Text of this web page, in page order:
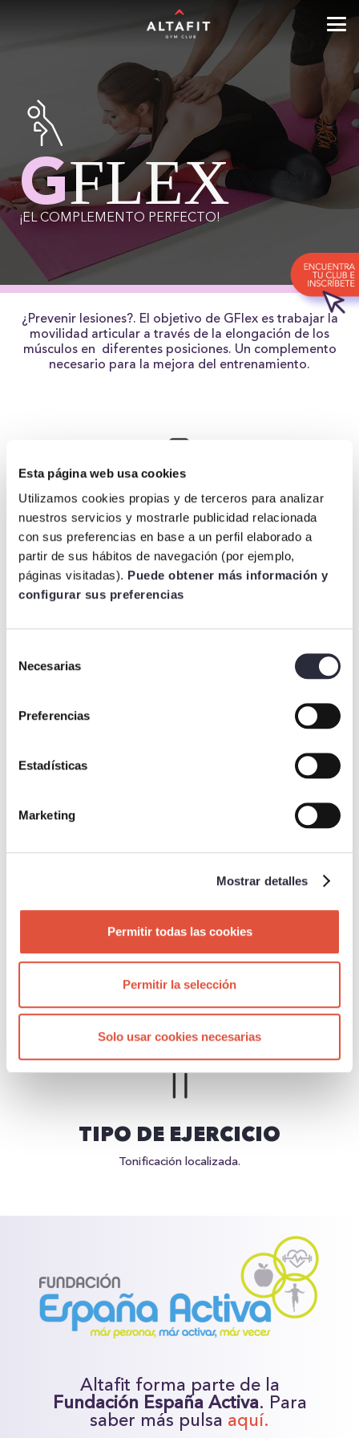
Esta página web usa cookies
Utilizamos cookies propias y de terceros para analizar
nuestros servicios y mostrarle publicidad relacionada
con sus preferencias en base a un perfil elaborado a
partir de sus hábitos de navegación (por ejemplo,
páginas visitadas). Puede obtener más información y
configurar sus preferencias
Necesarias
Preferencias
Estadísticas
Marketing
Mostrar detalles
Permitir todas las cookies
Permitir la selección
Solo usar cookies necesarias
GFLEX
¡EL COMPLEMENTO PERFECTO!
¿Prevenir lesiones?. El objetivo de GFlex es trabajar la
movilidad articular a través de la elongación de los
músculos en diferentes posiciones. Un complemento
necesario para la mejora del entrenamiento.
TIEMPO
30′ por sesión
BENEFICIOS
Mejora de la amplitud articular y elongación de la
musculatura.
TIPO DE EJERCICIO
Tonificación localizada.
Altafit forma parte de la
Fundación España Activa. Para
saber más pulsa aquí.